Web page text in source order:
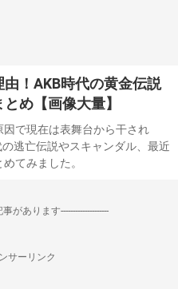
！AKB時代の黄金伝説
め【画像大量】
で現在は表舞台から干され
逃亡伝説やスキャンダル、最近
てみました。
があります--------------------
サーリンク